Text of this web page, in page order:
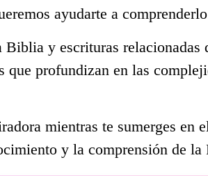
ayudarte a
y escrituras relacionadas
que profundizan en las
mientras te sumerges en
y la comprensión de la